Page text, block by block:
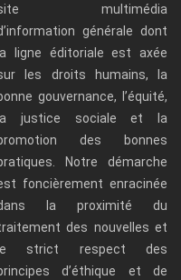
multimédia
générale dont
la ligne éditoriale est axée
les droits humains, la
gouvernance, l’équité,
la justice sociale et la
des bonnes
Notre démarche
foncièrement enracinée
la proximité du
des nouvelles et
le strict respect des
d’éthique et de